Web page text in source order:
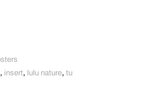
, insert, lulu nature,tu